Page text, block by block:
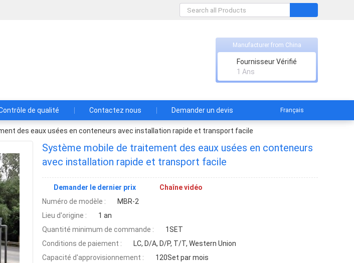
Manufacturer from China
Fournisseur Vérifié
1 Ans
de qualité Contactez nous Demander un devis Français
des eaux usées en conteneurs avec installation rapide et transport facile
Système mobile de traitement des eaux usées en conteneurs
avec installation rapide et transport facile
Demander le dernier prix
Chaîne vidéo
Numéro de modèle :
MBR-2
Lieu d'origine :
1 an
Quantité minimum de commande :
1SET
Conditions de paiement :
LC, D/A, D/P, T/T, Western Union
Capacité d'approvisionnement :
120Set par mois